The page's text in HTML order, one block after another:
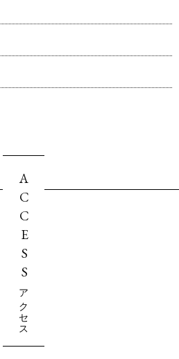
ACCESS
アクセス